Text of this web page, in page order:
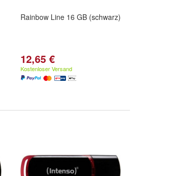
Rainbow Line 16 GB (schwarz)
12,65 €
Kostenloser Versand